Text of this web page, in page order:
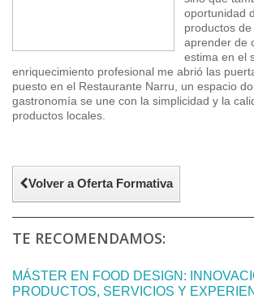
oportunidad
productos
aprender de
estima en el
enriquecimiento profesional me abrió las
puesto en el Restaurante Narru, un espacio
gastronomía se une con la simplicidad y la
productos locales.
Volver a Oferta Formativa
TE RECOMENDAMOS:
MÁSTER EN FOOD DESIGN:
PRODUCTOS, SERVICIOS Y